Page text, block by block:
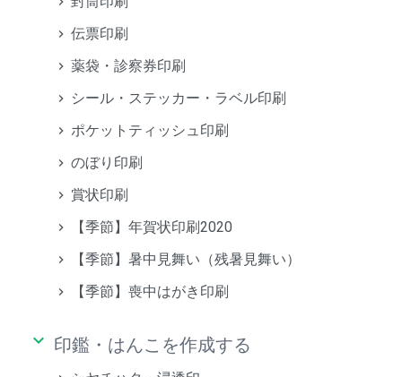
伝票印刷
薬袋・診察券印刷
シール・ステッカー・ラベル印刷
ポケットティッシュ印刷
のぼり印刷
賞状印刷
【季節】年賀状印刷2020
【季節】暑中見舞い（残暑見舞い）
【季節】喪中はがき印刷
keyboard_arrow_down 印鑑・はんこを作成する